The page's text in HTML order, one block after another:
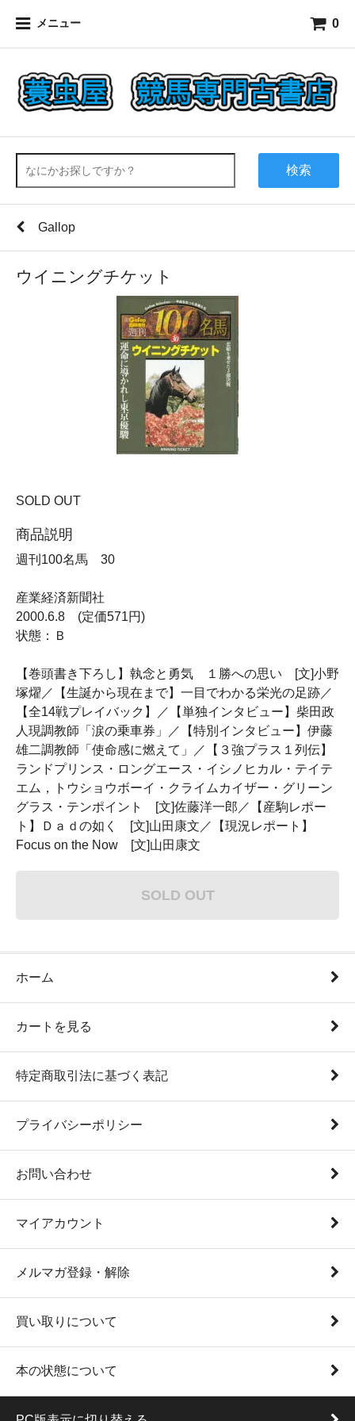
メニュー 0
検索
Gallop
ウイニングチケット
SOLD OUT
商品説明
週刊100名馬 30
産業経済新聞社
2000.6.8 (定価571円)
状態：Ｂ
【巻頭書き下ろし】執念と勇気 １勝への思い [文]小野
塚燿／【生誕から現在まで】一目でわかる栄光の足跡／
【全14戦プレイバック】／【単独インタビュー】柴田政
人現調教師「涙の乗車券」／【特別インタビュー】伊藤
雄二調教師「使命感に燃えて」／【３強プラス１列伝】
ランドプリンス・ロングエース・イシノヒカル・テイテ
エム，トウショウボーイ・クライムカイザー・グリーン
グラス・テンポイント [文]佐藤洋一郎／【産駒レポー
ト】Ｄａｄの如く [文]山田康文／【現況レポート】
Focus on the Now [文]山田康文
SOLD OUT
ホーム
カートを見る
特定商取引法に基づく表記
プライバシーポリシー
お問い合わせ
マイアカウント
メルマガ登録・解除
買い取りについて
本の状態について